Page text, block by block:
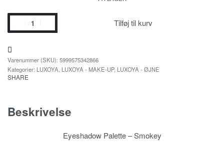
Tilføj til kurv
5999575342866
Kategorier: LUXOYA, LUXOYA - MAKE-UP, LUXOYA - ØJNE
SHARE
Beskrivelse
Eyeshadow Palette – Smokey